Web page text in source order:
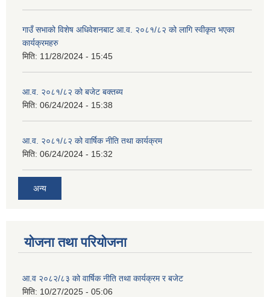
गाउँ सभाको विशेष अधिवेशनबाट आ.व. २०८१/८२ को लागि स्वीकृत भएका
कार्यक्रमहरु
मिति: 11/28/2024 - 15:45
आ.व. २०८१/८२ को बजेट बक्तब्य
मिति: 06/24/2024 - 15:38
आ.व. २०८१/८२ को वार्षिक नीति तथा कार्यक्रम
मिति: 06/24/2024 - 15:32
अन्य
योजना तथा परियोजना
आ.व २०८२/८३ को वार्षिक नीति तथा कार्यक्रम र बजेट
मिति: 10/27/2025 - 05:06